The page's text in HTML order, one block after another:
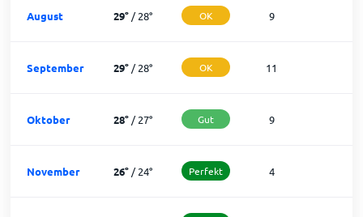
August 29°/28° OK 9
September 29°/28° OK 11
Oktober 28°/27° Gut 9
November 26°/24° Perfekt 4